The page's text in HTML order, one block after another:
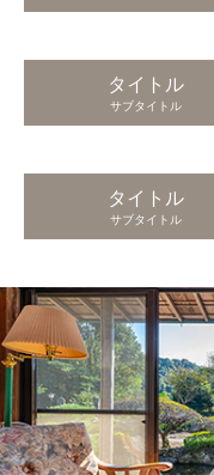
タイトル
サブタイトル
タイトル
サブタイトル